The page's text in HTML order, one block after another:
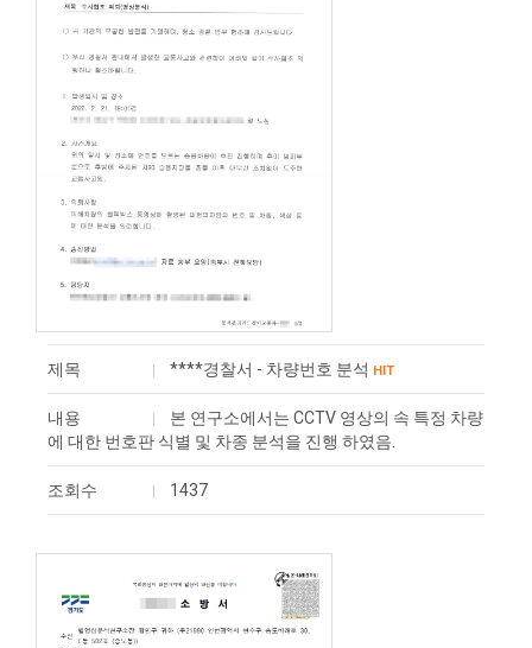
제목 ****경찰서 - 차량번호 분석 HIT
내용
본 연구소에서는 CCTV 영상의 속 특정 차량
에 대한 번호판 식별 및 차종 분석을 진행 하였음.
조회수 1437